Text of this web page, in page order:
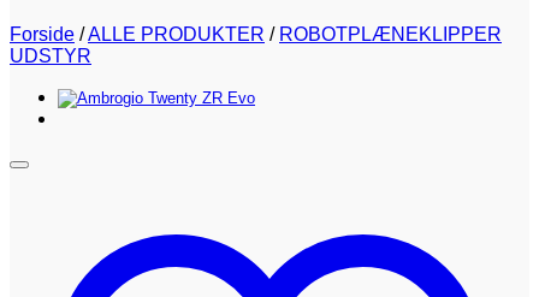
Forside /ALLE PRODUKTER / ROBOTPLÆNEKLIPPER
UDSTYR